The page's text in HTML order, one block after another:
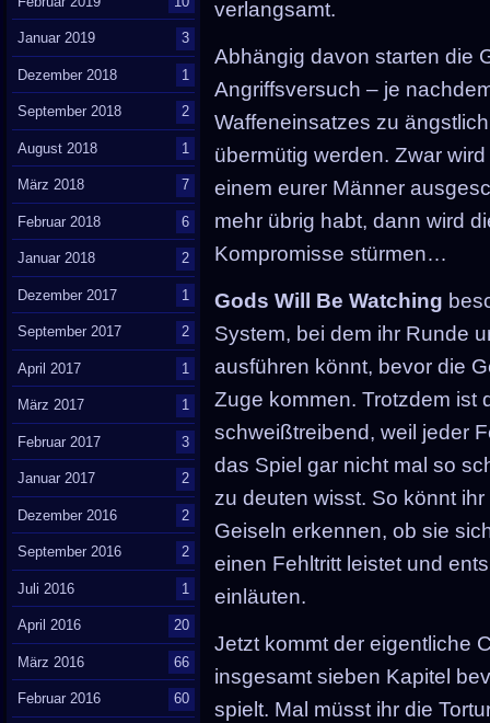
verlangsamt.
Abhängig davon starten die
Angriffsversuch – je
Waffeneinsatzes zu
übermütig werden. Zwar
einem eurer Männer
mehr übrig habt, dann wird
Kompromisse stürmen…
Gods Will Be Watching
System, bei dem ihr Runde
ausführen könnt, bevor die
Zuge kommen. Trotzdem ist
schweißtreibend, weil jeder
das Spiel gar nicht mal so
zu deuten wisst. So könnt
Geiseln erkennen, ob sie
einen Fehltritt leistet und
einläuten.
Jetzt kommt der eigentliche
insgesamt sieben Kapitel
spielt. Mal müsst ihr die
Januar 2019 3
Dezember 2018 1
September 2018 2
August 2018 1
März 2018 7
Februar 2018 6
Januar 2018 2
Dezember 2017 1
September 2017 2
April 2017 1
März 2017 1
Februar 2017 3
Januar 2017 2
Dezember 2016 2
September 2016 2
Juli 2016 1
April 2016 20
März 2016 66
Februar 2016 60